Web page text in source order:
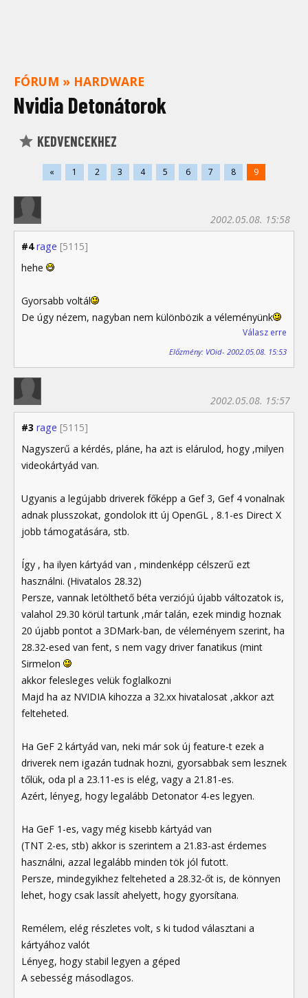
FÓRUM » HARDWARE
Nvidia Detonátorok
KEDVENCEKHEZ
« 1 2 3 4 5 6 7 8 9
#4 rage [5115]
2002.05.08. 15:58
hehe
Gyorsabb voltál
De úgy nézem, nagyban nem különbözik a véleményünk
Válasz erre
Előzmény: VOid- 2002.05.08. 15:53
#3 rage [5115]
2002.05.08. 15:57
Nagyszerű a kérdés, pláne, ha azt is elárulod, hogy ,milyen
videokártyád van.
Ugyanis a legújabb driverek főképp a Gef 3, Gef 4 vonalnak
adnak plusszokat, gondolok itt új OpenGL , 8.1-es Direct X
jobb támogatására, stb.
Így , ha ilyen kártyád van , mindenképp célszerű ezt
használni. (Hivatalos 28.32)
Persze, vannak letölthető béta verziójú újabb változatok is,
valahol 29.30 körül tartunk ,már talán, ezek mindig hoznak
20 újabb pontot a 3DMark-ban, de véleményem szerint, ha
28.32-esed van fent, s nem vagy driver fanatikus (mint
Sirmelon
akkor felesleges velük foglalkozni
Majd ha az NVIDIA kihozza a 32.xx hivatalosat ,akkor azt
felteheted.
Ha GeF 2 kártyád van, neki már sok új feature-t ezek a
driverek nem igazán tudnak hozni, gyorsabbak sem lesznek
tőlük, oda pl a 23.11-es is elég, vagy a 21.81-es.
Azért, lényeg, hogy legalább Detonator 4-es legyen.
Ha GeF 1-es, vagy még kisebb kártyád van
(TNT 2-es, stb) akkor is szerintem a 21.83-ast érdemes
használni, azzal legalább minden tök jól futott.
Persze, mindegyikhez felteheted a 28.32-őt is, de könnyen
lehet, hogy csak lassít ahelyett, hogy gyorsítana.
Remélem, elég részletes volt, s ki tudod választani a
kártyához valót
Lényeg, hogy stabil legyen a géped
A sebesség másodlagos.